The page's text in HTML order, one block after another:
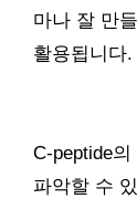
마나 잘 만
활용됩니다.
C-peptide
파악할 수